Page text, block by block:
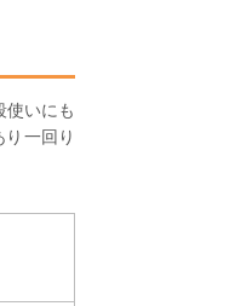
使いにも
一回り